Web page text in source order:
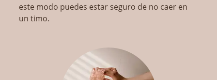
este modo puedes estar seguro de no caer en
un timo.